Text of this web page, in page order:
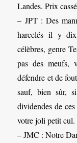
Landes. Prix
– JPT : Des
harcelés il y
célèbres, genre
pas des meufs,
défendre et de
sauf, bien sûr,
dividendes de
votre joli petit cul.
– JMC : Notre